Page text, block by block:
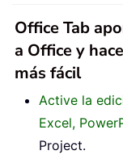
Office Tab
a Office y
más fácil
Active la
Excel,
Project.